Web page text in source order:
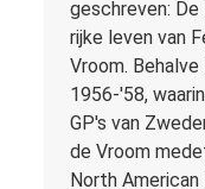
geschreven:
rijke leven van
Vroom.
1956-'58,
GP's van
de Vroom
North American